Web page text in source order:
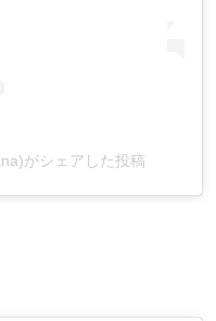
がシェアした投稿